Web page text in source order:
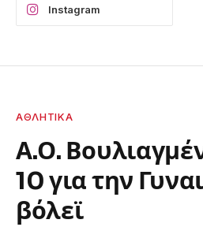
Instagram
ΑΘΛΗΤΙΚΆ
Α.Ο.
10 για την
βόλεϊ